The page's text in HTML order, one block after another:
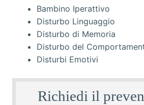
Bambino Iperattivo
Disturbo Linguaggio
Disturbo di Memoria
Disturbo del
Disturbi Emotivi
Richiedi il